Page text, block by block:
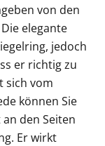
von den
elegante
jedoch
er richtig zu
sich vom
können Sie
den Seiten
Er wirkt